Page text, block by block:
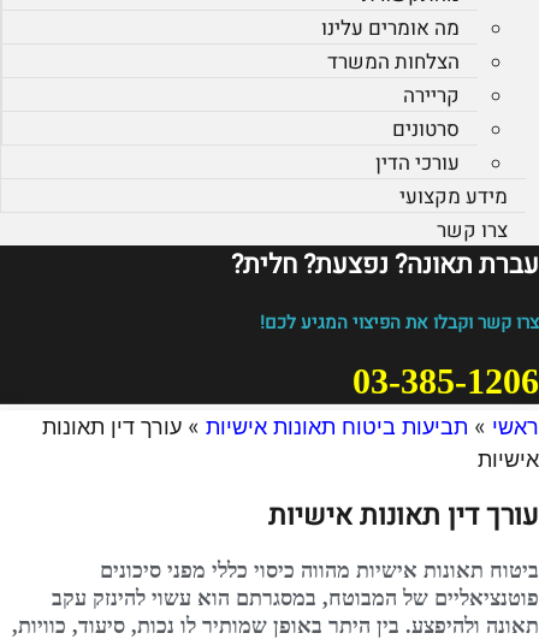
מה אומרים עלינו
הצלחות המשרד
קריירה
סרטונים
עורכי הדין
מידע מקצועי
צרו קשר
עברת תאונה? נפצעת? חלית?​
צרו קשר וקבלו את הפיצוי המגיע לכם!
03-385-1206
ראשי » תביעות ביטוח תאונות אישיות » עורך דין תאונות
אישיות
עורך דין תאונות אישיות
ביטוח תאונות אישיות מהווה כיסוי כללי מפני סיכונים
פוטנציאליים של המבוטח, במסגרתם הוא עשוי להינזק עקב
תאונה ולהיפצע. בין היתר באופן שמותיר לו נכות, סיעוד, כוויות,